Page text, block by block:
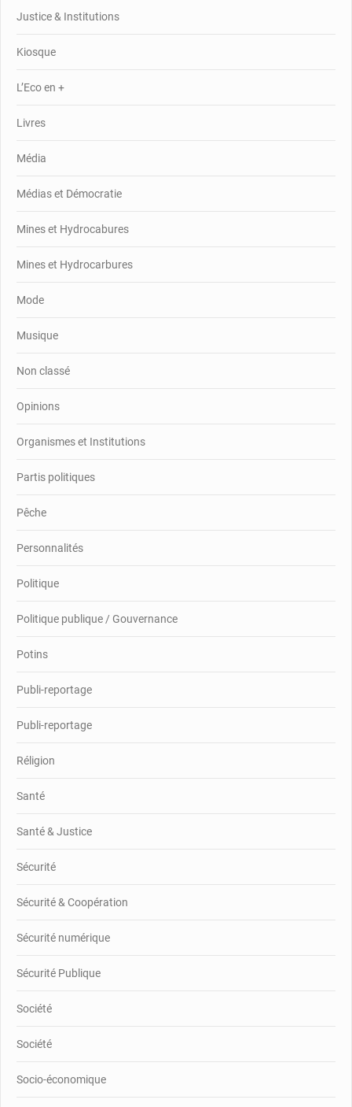
Justice & Institutions
Kiosque
L’Eco en +
Livres
Média
Médias et Démocratie
Mines et Hydrocabures
Mines et Hydrocarbures
Mode
Musique
Non classé
Opinions
Organismes et Institutions
Partis politiques
Pêche
Personnalités
Politique
Politique publique / Gouvernance
Potins
Publi-reportage
Publi-reportage
Réligion
Santé
Santé & Justice
Sécurité
Sécurité & Coopération
Sécurité numérique
Sécurité Publique
Société
Société
Socio-économique